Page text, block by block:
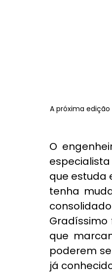
A próxima edição
O
que estuda
tenha
que
poderem
já